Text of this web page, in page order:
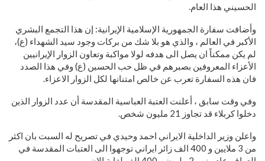
الحسيني هذا العام.
وأضافت سفارة الجمهورية الإسلامية الإيرانية: إن هذا التجمع البشري
الأكبر في العالم ، والذي هو بلا شك من بركات وجود سيد الشهداء (ع)،
لم يكن ممكناً ان يصل الى هدفه لولا مواكبة وتعاون الزوار الإيرانيين
الأعزاء المعروفين بصبرهم في ظل حب الحسين (ع) وفي هذا الصدد
فان هذه السفارة تعرب عن خالص امتنانها لكل الزوار الاعزاء.
وفي وقت سابق ، أعلنت العتبة العباسية المقدسة أن عدد الزوار الذين
دخلوا كربلاء قد تجاوز 21 مليون شخص.
واعلن وزير الداخلية الايراني احمد وحيدي في تصريح له السبت بان اكثر
من 3 ملايين و 400 الف زائر ايراني توجهوا الى العتبات المقدسة في